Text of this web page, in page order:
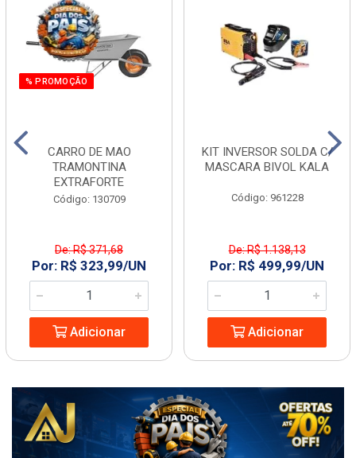
% PROMOÇÃO
CARRO DE MAO
TRAMONTINA
EXTRAFORTE
Código: 130709
De: R$ 371,68
Por: R$ 323,99/UN
Adicionar
KIT INVERSOR SOLDA C/
MASCARA BIVOL KALA
Código: 961228
De: R$ 1.138,13
Por: R$ 499,99/UN
Adicionar